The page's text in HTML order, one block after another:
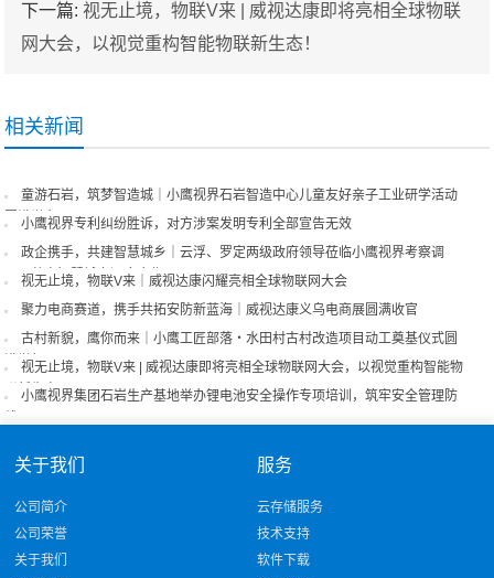
下一篇: 视无止境，物联V来 | 威视达康即将亮相全球物联
网大会，以视觉重构智能物联新生态！
相关新闻
童游石岩，筑梦智造城｜小鹰视界石岩智造中心儿童友好亲子工业研学活动
圆满举办
小鹰视界专利纠纷胜诉，对方涉案发明专利全部宣告无效
政企携手，共建智慧城乡｜云浮、罗定两级政府领导莅临小鹰视界考察调
研，共商智慧城市深度合作
视无止境，物联V来｜威视达康闪耀亮相全球物联网大会
聚力电商赛道，携手共拓安防新蓝海｜威视达康义乌电商展圆满收官
古村新貌，鹰你而来｜小鹰工匠部落・水田村古村改造项目动工奠基仪式圆
满举行
视无止境，物联V来 | 威视达康即将亮相全球物联网大会，以视觉重构智能物
联新生态！
小鹰视界集团石岩生产基地举办锂电池安全操作专项培训，筑牢安全管理防
关于我们
公司简介
公司荣誉
关于我们
服务
云存储服务
技术支持
软件下载